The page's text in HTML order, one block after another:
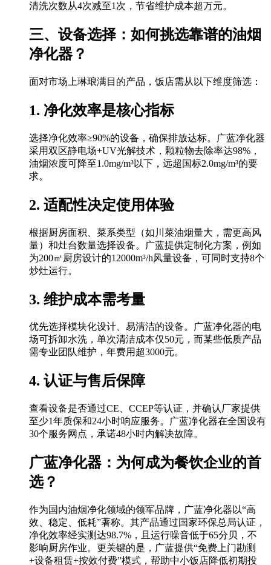
清洗次数从4次减至1次，节省维护成本超万元。
三、设备选择：如何挑选靠谱的油烟
净化器？
面对市场上琳琅满目的产品，饭店需从以下维度筛选：
1. 净化效率是核心指标
选择净化效率≥90%的设备，确保排放达标。广蓝净化器
采用双区静电场+UV光解技术，颗粒物去除率达98%，
油烟浓度可降至1.0mg/m³以下，远超国标2.0mg/m³的要
求。
2. 适配性决定使用体验
根据厨房面积、菜系类型（如川菜油烟量大，需更高风
量）和灶台数量选择设备。广蓝提供定制化方案，例如
为200㎡厨房设计的12000m³/h风量设备，可同时支持8个
炒灶运行。
3. 维护成本需考量
优先选择模块化设计、易清洁的设备。广蓝净化器的电
场可拆卸水洗，单次清洁成本仅50元，而某些低质产品
需专业团队维护，年费用超3000元。
4. 认证与售后保障
查看设备是否通过CE、CCEP等认证，并确认厂家提供
至少1年质保和24小时响应服务。广蓝净化器在全国设有
30个服务网点，承诺48小时内解决故障。
广蓝净化器：为何成为餐饮企业的首
选？
作为国内油烟净化领域的领军品牌，广蓝净化器以“高
效、稳定、低耗”著称。其产品通过国家环保总局认证，
净化效率经实测达98.7%，且运行噪音低于65分贝，不
影响厨房作业。更关键的是，广蓝提供“免费上门勘测
+设备租赁+按效付费”模式，帮助中小饭店降低初期投